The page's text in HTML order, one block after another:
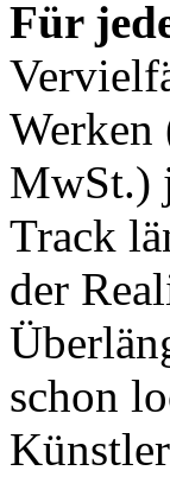
Für
MwSt.)
Track
der
schon